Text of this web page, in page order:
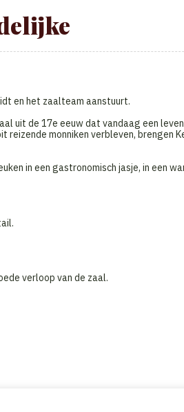
en het zaalteam aanstuurt.
uit de 17e eeuw dat vandaag een
reizende monniken verbleven, brengen
in een gastronomisch jasje, in een
verloop van de zaal.